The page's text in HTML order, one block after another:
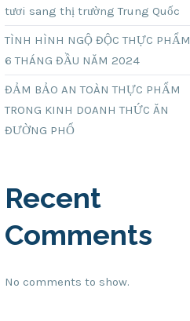
tươi sang thị trường Trung Quốc
TÌNH HÌNH NGỘ ĐỘC THỰC PHẨM
6 THÁNG ĐẦU NĂM 2024
ĐẢM BẢO AN TOÀN THỰC PHẨM
TRONG KINH DOANH THỨC ĂN
ĐƯỜNG PHỐ
Recent
Comments
No comments to show.